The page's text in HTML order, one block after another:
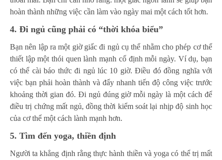
hoàn thành những việc cần làm vào ngày mai một cách tốt hơn.
4. Đi ngủ cũng phải có “thời khóa biểu”
Bạn nên lập ra một giờ giấc đi ngủ cụ thể nhằm cho phép cơ thể
thiết lập một thói quen lành mạnh cố định mỗi ngày. Ví dụ, bạn
có thể cài báo thức đi ngủ lúc 10 giờ. Điều đó đồng nghĩa với
việc bạn phải hoàn thành và đẩy nhanh tiến độ công việc trước
khoảng thời gian đó. Đi ngủ đúng giờ mỗi ngày là một cách để
điều trị chứng mất ngủ, đồng thời kiểm soát lại nhịp độ sinh học
của cơ thể một cách lành mạnh hơn.
5. Tìm đến yoga, thiền định
Người ta khẳng định rằng thực hành thiền và yoga có thể trị mất